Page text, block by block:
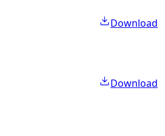
Download
Download